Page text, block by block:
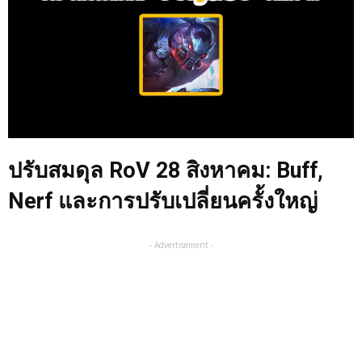
ปรับสมดุล RoV 28 สิงหาคม: Buff,
Nerf และการปรับเปลี่ยนครั้งใหญ่
- Advertisement -